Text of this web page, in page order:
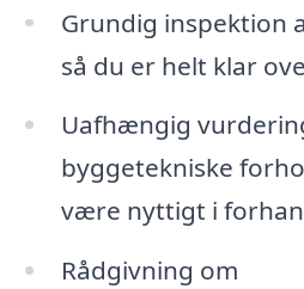
Grundig inspektion
så du er helt klar
Uafhængig
byggetekniske
være nyttigt i
Rådgivning om